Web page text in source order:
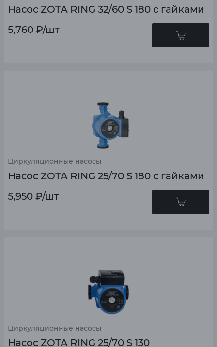
Насос ZOTA RING 32/60 S 180 с гайками
5,760 ₽/шт
Циркуляционные насосы
Насос ZOTA RING 25/70 S 180 с гайками
5,950 ₽/шт
Циркуляционные насосы
Насос ZOTA RING 25/70 S 130